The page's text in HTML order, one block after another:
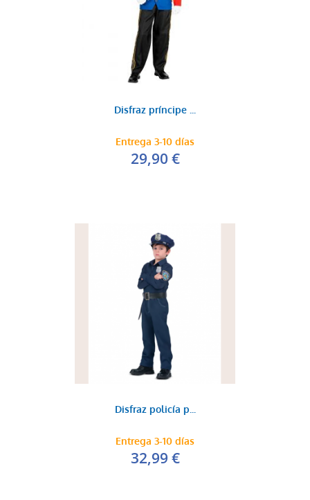
Disfraz príncipe ...
Entrega 3-10 días
29,90 €
Disfraz policía p...
Entrega 3-10 días
32,99 €